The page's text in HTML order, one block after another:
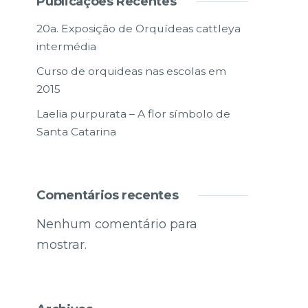
20a. Exposição de Orquídeas cattleya
intermédia
Curso de orquideas nas escolas em
2015
Laelia purpurata – A flor símbolo de
Santa Catarina
Comentários recentes
Nenhum comentário para
mostrar.